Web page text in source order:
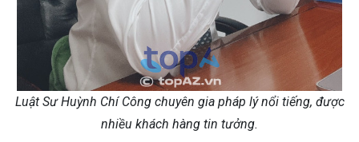
Luật Sư Huỳnh Chí Công chuyên gia pháp lý nổi tiếng, được
nhiều khách hàng tin tưởng.